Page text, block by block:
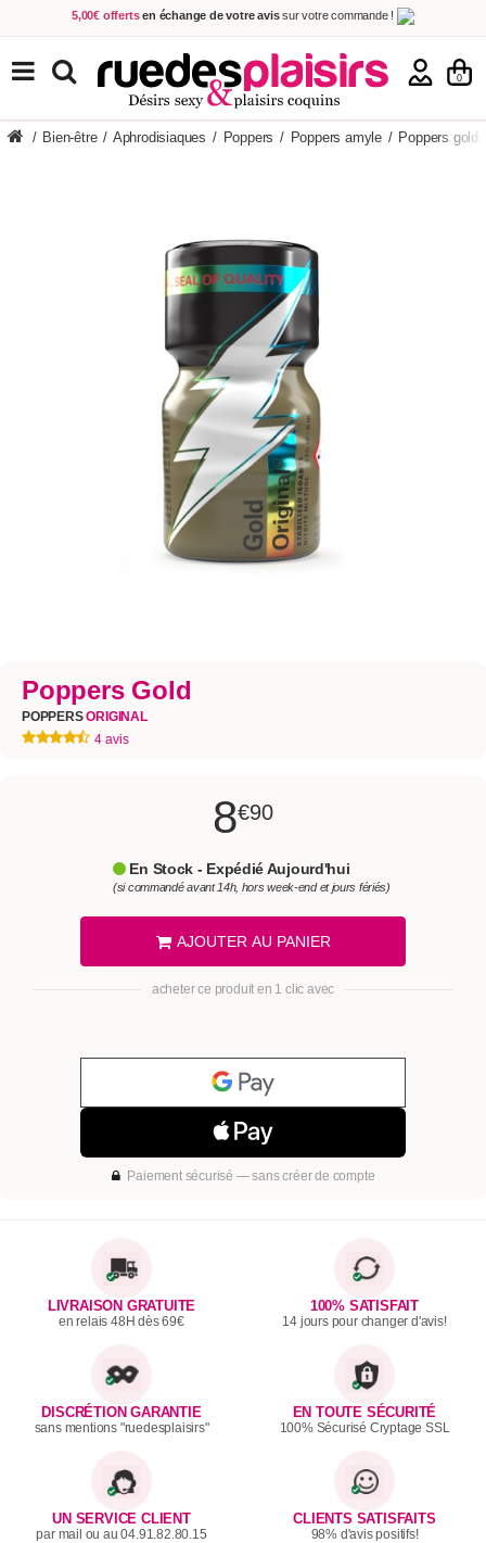
5,00€ offerts en échange de votre avissur votre commande !
Achetez aujourd'hui. Décidez quand payer !
Livraison en 48h
au prix de 2,90 € ! (Offerte dès 69,00€ d'achat)
0
TOUS NOS PRODUITS
/ Bien-être / Aphrodisiaques / Poppers / Poppers amyle / Poppers gold
Poppers Gold
POPPERSORIGINAL
4 avis
8€90
En Stock - Expédié Aujourd'hui
(si commandé avant 14h, hors week-end et jours fériés)
AJOUTER AU PANIER
acheter ce produit en 1 clic avec
Paiement sécurisé — sans créer de compte
LIVRAISON GRATUITE
en relais 48H dès 69€
100% SATISFAIT
14 jours pour changer d'avis!
DISCRÉTION GARANTIE
sans mentions "ruedesplaisirs"
EN TOUTE SÉCURITÉ
100% Sécurisé Cryptage SSL
UN SERVICE CLIENT
par mail ou au 04.91.82.80.15
CLIENTS SATISFAITS
98% d'avis positifs!